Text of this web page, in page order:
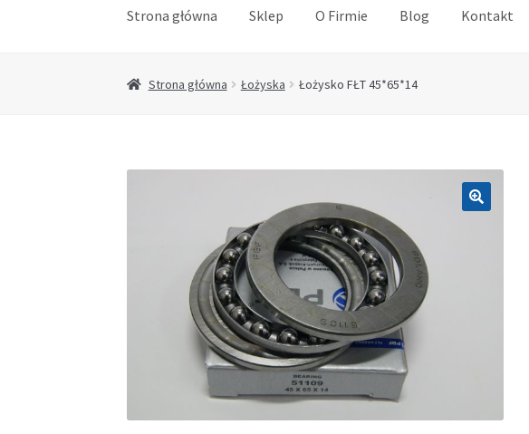
Strona główna Sklep O Firmie Blog Kontakt
Strona główna Łożyska Łożysko FŁT 45*65*14